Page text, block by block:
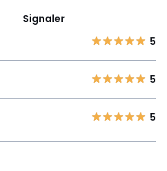
Signaler
5
5
5